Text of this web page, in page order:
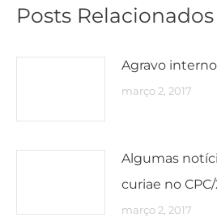
Posts Relacionados
Agravo
março 2, 2017
Algumas
curiae no CPC/
março 2, 2017